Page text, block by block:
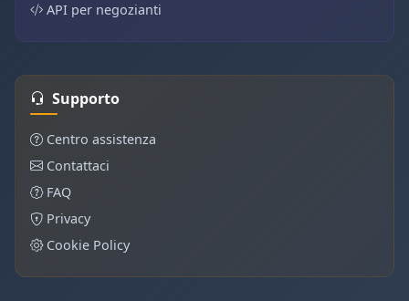
API per negozianti
Supporto
Centro assistenza
Contattaci
FAQ
Privacy
Cookie Policy